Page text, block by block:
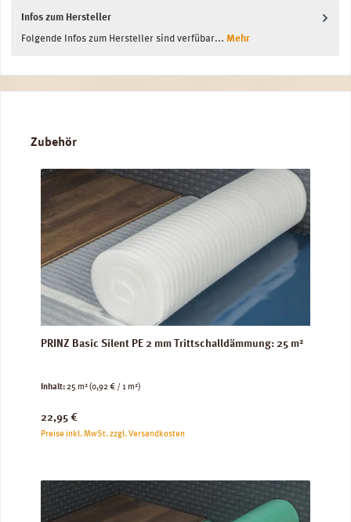
Infos zum Hersteller
Folgende Infos zum Hersteller sind verfübar... Mehr
Produktgalerie überspringen
Zubehör
PRINZ Basic Silent PE 2 mm Trittschalldämmung: 25 m²
Inhalt:25 m²(0,92 € / 1 m²)
Regulärer Preis:
22,95 €
Preise inkl. MwSt. zzgl. Versandkosten